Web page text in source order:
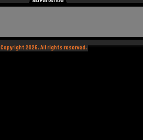
Copyright 2026. All rights reserved.